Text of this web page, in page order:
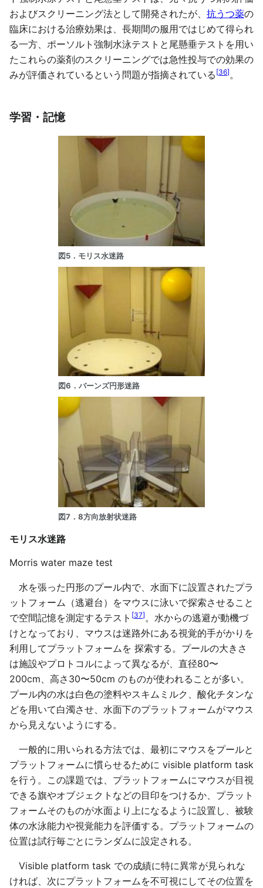
およびスクリーニング法として開発されたが、 抗うつ薬の
臨床における治療効果は、長期間の服用ではじめて得られ
る一方、ポーソルト強制水泳テストと尾懸垂テストを用い
たこれらの薬剤のスクリーニングでは急性投与での効果の
みが評価されているという問題が指摘されている [36] 。
学習・記憶
図5．モリス水迷路
図6．バーンズ円形迷路
図7．8方向放射状迷路
モリス水迷路
Morris water maze test
水を張った円形のプール内で、水面下に設置されたプラ
ットフォーム（逃避台）をマウスに泳いで探索させること
で空間記憶を測定するテスト [37]。水からの逃避が動機づ
けとなっており、マウスは迷路外にある視覚的手がかりを
利用してプラットフォームを 探索する。プールの大きさ
は施設やプロトコルによって異なるが、直径80〜
200cm、高さ30〜50cm のものが使われることが多い。
プール内の水は白色の塗料やスキムミルク、酸化チタンな
どを用いて白濁させ、水面下のプラットフォームがマウス
から見えないようにする。
一般的に用いられる方法では、最初にマウスをプールと
プラットフォームに慣らせるために visible platform task
を行う。この課題では、プラットフォームにマウスが目視
できる旗やオブジェクトなどの目印をつけるか、プラット
フォームそのものが水面より上になるように設置し、被験
体の水泳能力や視覚能力を評価する。プラットフォームの
位置は試行毎ごとにランダムに設定される。
Visible platform task での成績に特に異常が見られな
ければ、次にプラットフォームを不可視にしてその位置を